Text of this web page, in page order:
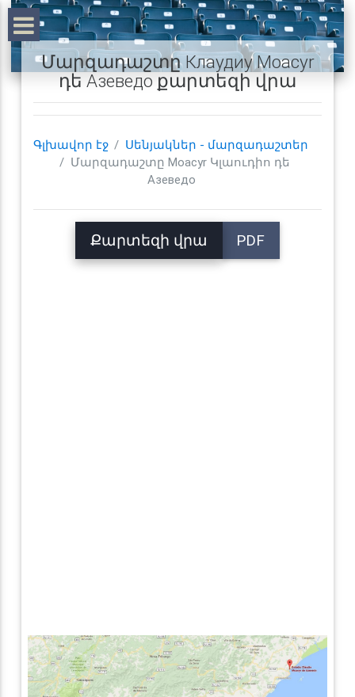
Մարզադաշտը Клаудиу Moacyr
դե Азеведо քարտեզի վրա
Գլխավոր էջ
Սենյակներ - մարզադաշտեր
Մարզադաշտը Moacyr Կլաուդիո դե
Азеведо
Քարտեզի վրա PDF